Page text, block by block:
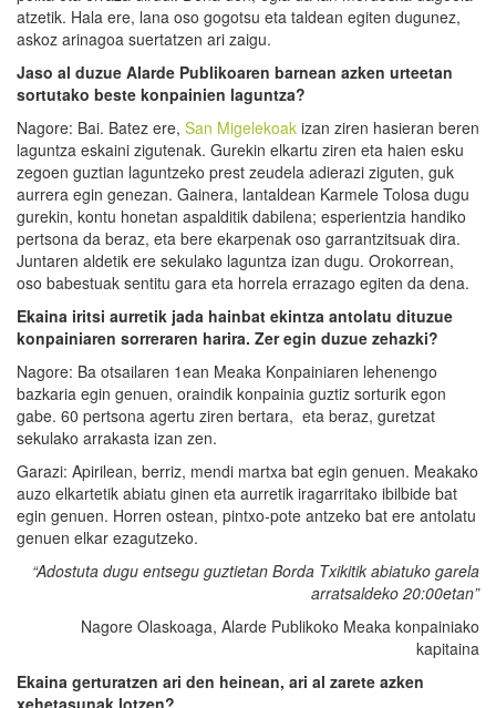
atzetik. Hala ere, lana oso gogotsu eta taldean egiten dugunez,
askoz arinagoa suertatzen ari zaigu.
Jaso al duzue Alarde Publikoaren barnean azken urteetan
sortutako beste konpainien laguntza?
Nagore: Bai. Batez ere, San Migelekoak izan ziren hasieran beren
laguntza eskaini zigutenak. Gurekin elkartu ziren eta haien esku
zegoen guztian laguntzeko prest zeudela adierazi ziguten, guk
aurrera egin genezan. Gainera, lantaldean Karmele Tolosa dugu
gurekin, kontu honetan aspalditik dabilena; esperientzia handiko
pertsona da beraz, eta bere ekarpenak oso garrantzitsuak dira.
Juntaren aldetik ere sekulako laguntza izan dugu. Orokorrean,
oso babestuak sentitu gara eta horrela errazago egiten da dena.
Ekaina iritsi aurretik jada hainbat ekintza antolatu dituzue
konpainiaren sorreraren harira. Zer egin duzue zehazki?
Nagore: Ba otsailaren 1ean Meaka Konpainiaren lehenengo
bazkaria egin genuen, oraindik konpainia guztiz sorturik egon
gabe. 60 pertsona agertu ziren bertara, eta beraz, guretzat
sekulako arrakasta izan zen.
Garazi: Apirilean, berriz, mendi martxa bat egin genuen. Meakako
auzo elkartetik abiatu ginen eta aurretik iragarritako ibilbide bat
egin genuen. Horren ostean, pintxo-pote antzeko bat ere antolatu
genuen elkar ezagutzeko.
“Adostuta dugu entsegu guztietan Borda Txikitik abiatuko garela
arratsaldeko 20:00etan”
Nagore Olaskoaga, Alarde Publikoko Meaka konpainiako
kapitaina
Ekaina gerturatzen ari den heinean, ari al zarete azken